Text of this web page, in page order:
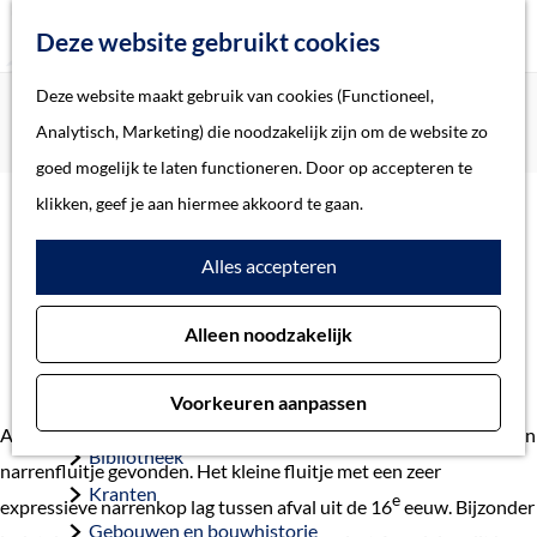
Deze website gebruikt cookies
Deze website maakt gebruik van cookies (Functioneel,
Analytisch, Marketing) die noodzakelijk zijn om de website zo
goed mogelijk te laten functioneren. Door op accepteren te
klikken, geef je aan hiermee akkoord te gaan.
Alles accepteren
Alleen noodzakelijk
Voorkeuren aanpassen
e
p
k
e
Home
Verhalen
Thema
Soort object
Collecties
Beeld en geluid
Bibliotheek
Kranten
Gebouwen en bouwhistorie
Home
Actueel
Narrenfluitje gevonden op het KPN-terrein
Narrenfluitje gevonden op
het KPN-terrein
24 juni 2021
Archeologen hebben in de Bossche binnenstad voor het eerst een
narrenfluitje gevonden. Het kleine fluitje met een zeer
expressieve narrenkop lag tussen afval uit de 16eeeuw. Bijzonder